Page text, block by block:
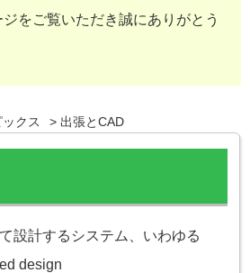
をご覧いただき誠にありがとう
クス 出張とCAD
設計するシステム、いわゆる
design